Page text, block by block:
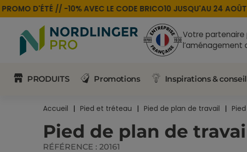
D'ÉTÉ // -10% AVEC LE CODEBRICO10JUSQU'AU 24 AOÛT
Votre partenaire
l’aménagement
PRODUITS Promotions Inspirations &
Accueil Pied et tréteau Pied de plan de travail
Pied de plan de
RÉFÉRENCE : 20161